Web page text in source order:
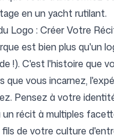
en un yacht rutilant.
Logo : Créer Votre
est bien plus qu'un
!). C'est l'histoire que
que vous incarnez,
Pensez à votre
un récit à multiples
fils de votre culture